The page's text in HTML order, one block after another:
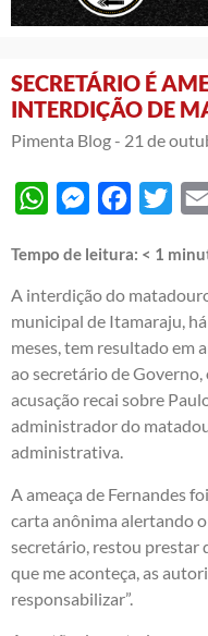
SECRETÁRIO É
INTERDIÇÃO DE
Pimenta Blog - 21 de
WhatsAppMessengerFacebook
Tempo de leitura: < 1
A interdição do
municipal de Itamaraju,
meses, tem resultado em
ao secretário de
acusação recai sobre
administrador do
administrativa.
A ameaça de Fernandes
carta anônima alertando
secretário, restou prestar
que me aconteça, as
responsabilizar”.